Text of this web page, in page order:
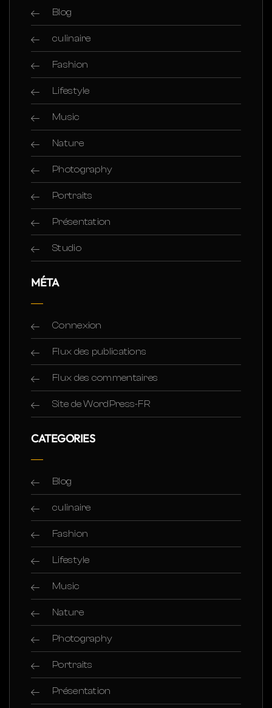
Blog
culinaire
Fashion
Lifestyle
Music
Nature
Photography
Portraits
Présentation
Studio
MÉTA
Connexion
Flux des publications
Flux des commentaires
Site de WordPress-FR
CATEGORIES
Blog
culinaire
Fashion
Lifestyle
Music
Nature
Photography
Portraits
Présentation